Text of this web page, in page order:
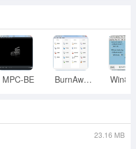
25034.html
2.0 SP2 官方安装版：
37512.html
apk图标，选择打开方式--
出现互动作业电脑版的图
MPC-BE BurnAware
23.16 MB